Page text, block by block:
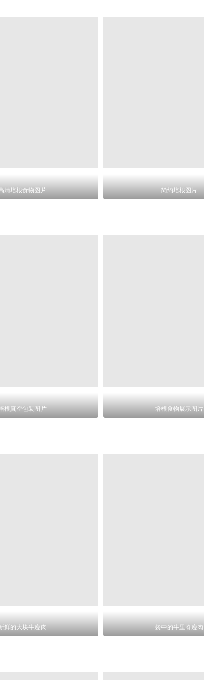
清培根食物图片 简约培根图片
根真空包装图片 培根食物展示图片
鲜的大块牛瘦肉 袋中的牛里脊瘦肉